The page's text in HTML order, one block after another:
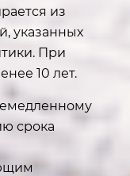
из
указанных
При
10 лет.
срока